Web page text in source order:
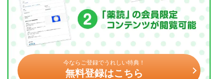
今ならご登録でうれしい特典！
無料登録はこちら